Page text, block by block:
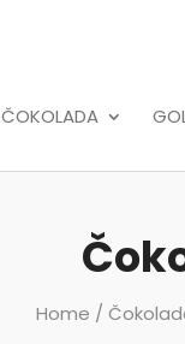
ČOKOLADA
Home /